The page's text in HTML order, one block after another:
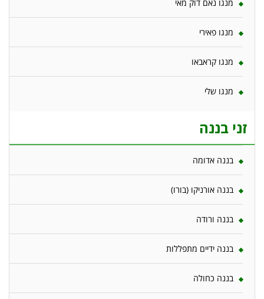
מנגו נאם דוק מאי
מנגו פאירי
מנגו קראבאו
מנגו שלי
זני בננה
בננה אדומה
בננה אורניקו (בורו)
בננה ורודה
בננה ידיים מתפללות
בננה כחולה